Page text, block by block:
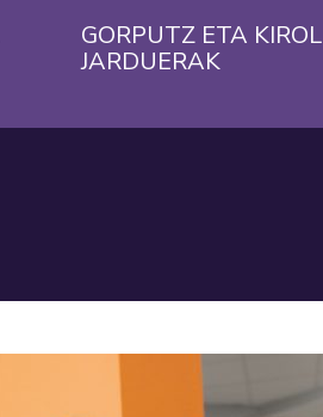
GORPUTZ ETA KIROL
JARDUERAK